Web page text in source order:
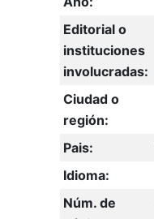
Editorial o
instituciones
involucradas:
Ciudad o
región:
Pais:
Idioma:
Núm. de